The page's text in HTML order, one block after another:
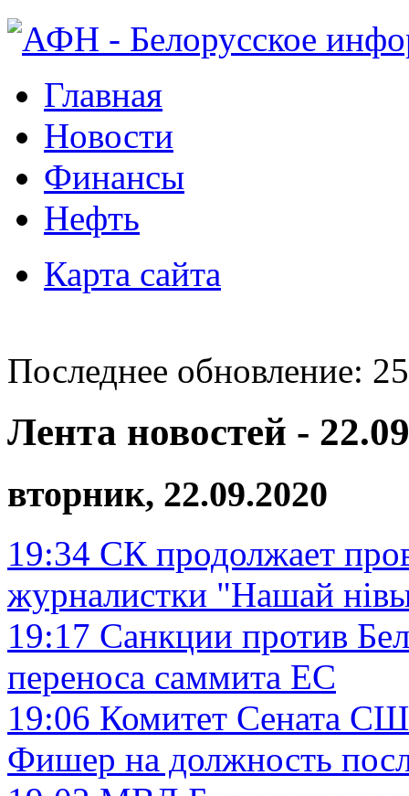
Главная
Новости
Финансы
Нефть
Карта сайта
Последнее обновление:
Лента новостей -
вторник, 22.09.2020
19:34 СК продолжает
журналистки "Нашай
19:17 Санкции против
переноса саммита ЕС
19:06 Комитет Сената
Фишер на должность